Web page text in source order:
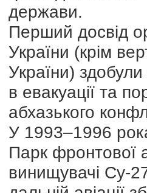
держави.
Перший досвід
України (крім
України)
в евакуації та
абхазького
У 1993–1996
Парк фронтової
винищувачі Су-